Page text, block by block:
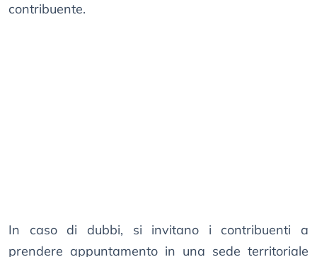
contribuente.
In caso di dubbi, si invitano i contribuenti a
prendere appuntamento in una sede territoriale